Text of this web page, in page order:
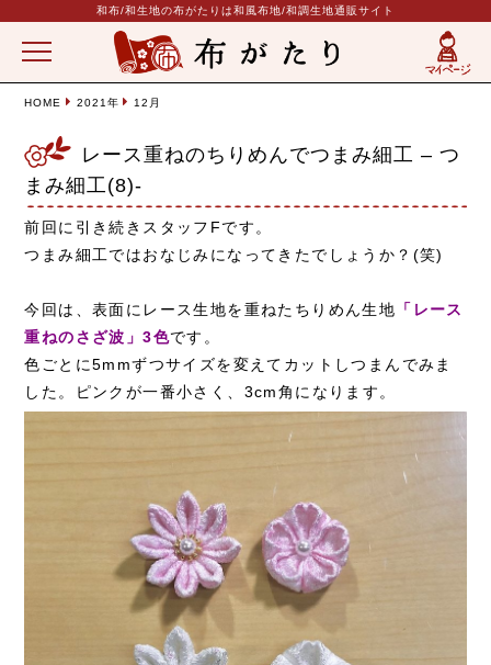
和布/和生地の布がたりは和風布地/和調生地通販サイト
HOME 2021年 12月
レース重ねのちりめんでつまみ細工 – つ
まみ細工(8)-
前回に引き続きスタッフFです。
つまみ細工ではおなじみになってきたでしょうか？(笑)
今回は、表面にレース生地を重ねたちりめん生地 「レース
重ねのさざ波」3色です。
色ごとに5mmずつサイズを変えてカットしつまんでみま
した。ピンクが一番小さく、3cm角になります。